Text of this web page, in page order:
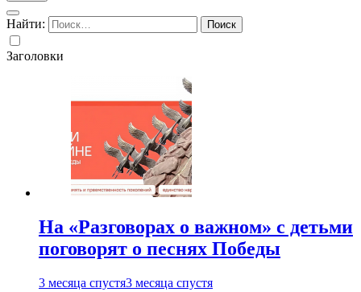
Найти:
Заголовки
На «Разговорах о важном» с детьми
поговорят о песнях Победы
3 месяца спустя3 месяца спустя